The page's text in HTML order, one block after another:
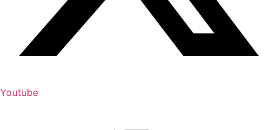
Youtube